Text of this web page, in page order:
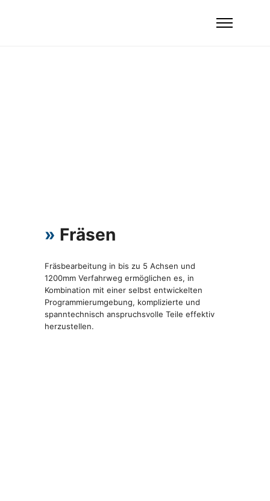
» Fräsen
Fräsbearbeitung in bis zu 5 Achsen und
1200mm Verfahrweg ermöglichen es, in
Kombination mit einer selbst entwickelten
Programmierumgebung, komplizierte und
spanntechnisch anspruchsvolle Teile effektiv
herzustellen.